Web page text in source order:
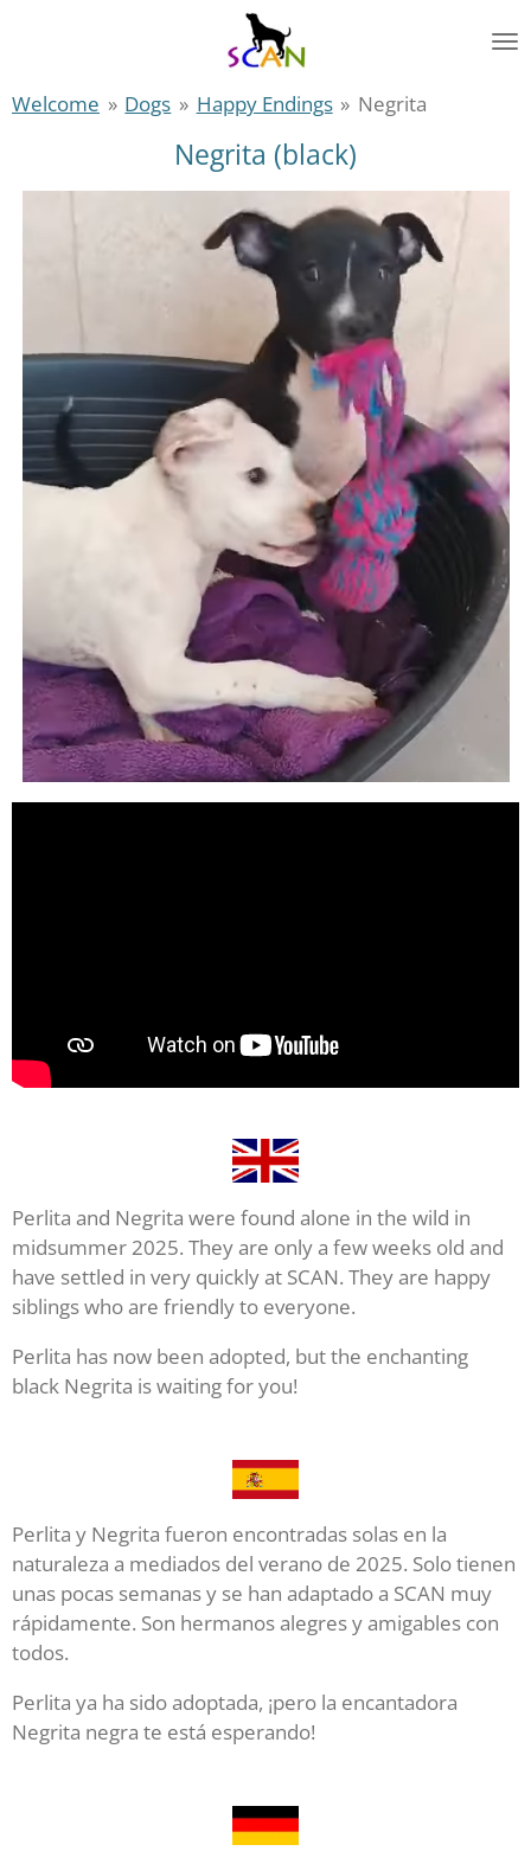
Welcome » Dogs » Happy Endings » Negrita
Negrita (black)
Perlita and Negrita were found alone in the wild in
midsummer 2025. They are only a few weeks old and
have settled in very quickly at SCAN. They are happy
siblings who are friendly to everyone.
Perlita has now been adopted, but the enchanting
black Negrita is waiting for you!
Perlita y Negrita fueron encontradas solas en la
naturaleza a mediados del verano de 2025. Solo tienen
unas pocas semanas y se han adaptado a SCAN muy
rápidamente. Son hermanos alegres y amigables con
todos.
Perlita ya ha sido adoptada, ¡pero la encantadora
Negrita negra te está esperando!